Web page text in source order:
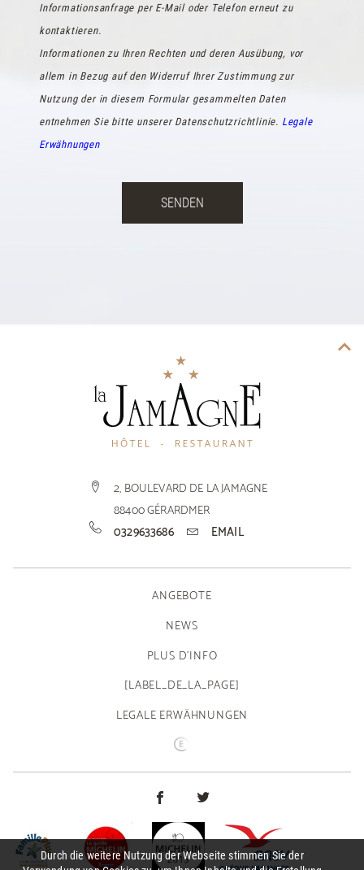
Durch die weitere Nutzung der Webseite stimmen Sie der
Informationsanfrage per E-Mail oder Telefon erneut zu
kontaktieren.
Informationen zu Ihren Rechten und deren Ausübung, vor
allem in Bezug auf den Widerruf Ihrer Zustimmung zur
Nutzung der in diesem Formular gesammelten Daten
entnehmen Sie bitte unserer Datenschutzrichtlinie. Legale
Erwähnungen
2, BOULEVARD DE LA JAMAGNE
88400GÉRARDMER
0329633686
EMAIL
ANGEBOTE
NEWS
PLUS D'INFO
[LABEL_DE_LA_PAGE]
LEGALE ERWÄHNUNGEN